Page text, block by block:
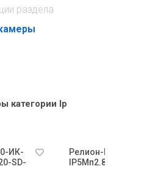
раздела
категории Ip
ИК-
SD-
Релион-Exd-Н-
IP5Мп2.8mm-PoE-